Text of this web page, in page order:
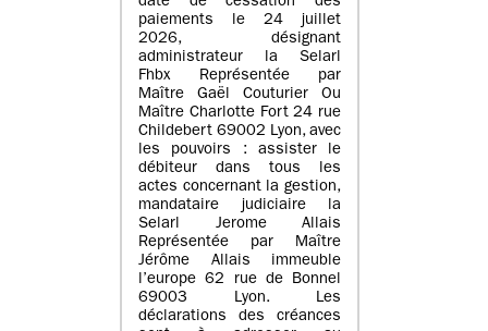
paiements le 24 juillet
2026, désignant
administrateur la Selarl
Fhbx Représentée par
Maître Gaël Couturier Ou
Maître Charlotte Fort 24 rue
Childebert 69002 Lyon, avec
les pouvoirs : assister le
débiteur dans tous les
actes concernant la gestion,
mandataire judiciaire la
Selarl Jerome Allais
Représentée par Maître
Jérôme Allais immeuble
l’europe 62 rue de Bonnel
69003 Lyon. Les
déclarations des créances